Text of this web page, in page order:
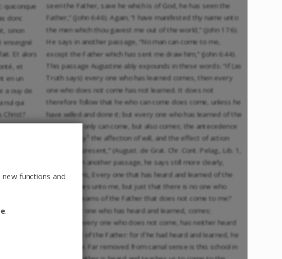
functions and
.
quiconque
donc
sinon
enseigné
Et alors
et
en un
a ouy de
nul qui
Christ?
quiconque
des sens
faire
laquelle
point
enfans de
a
seen the Father, save he which is of God, he has seen the
Father,” (John 6:46). Again, “I have manifested thy name unto
the men which thou gavest me out of the world,” (John 17:6).
He says in another passage, “No man can come to me,
except the Father which has sent me draw him,” (John 6:44).
This passage Augustine ably expounds in these words: “If (as
Truth says) every one who has learned comes, then every
one who does not come has not learned. It does not
therefore follow that he who can come does come, unless he
have willed and done it; but every one who has learned of the
Father, not only can come, but also comes; the antecedence
of possibility
the affection of will, and the effect of action
being now present,” (August. de Grat. Chr. Cont. Pelag., Lib. 1,
c. 14, 31). In another passage, he says still more clearly,
“What means, Every one that has heard and learned of the
Father comes unto me, but just that there is no one who
hears and learns of the Father that does not come to me?
For if every one who has heard and learned, comes;
assuredly every one who does not come, has neither heard
nor learned of the Father: for if he had heard and learned, he
would come. Far removed from carnal sense is this school in